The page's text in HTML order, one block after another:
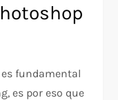
fundamental
es por eso que